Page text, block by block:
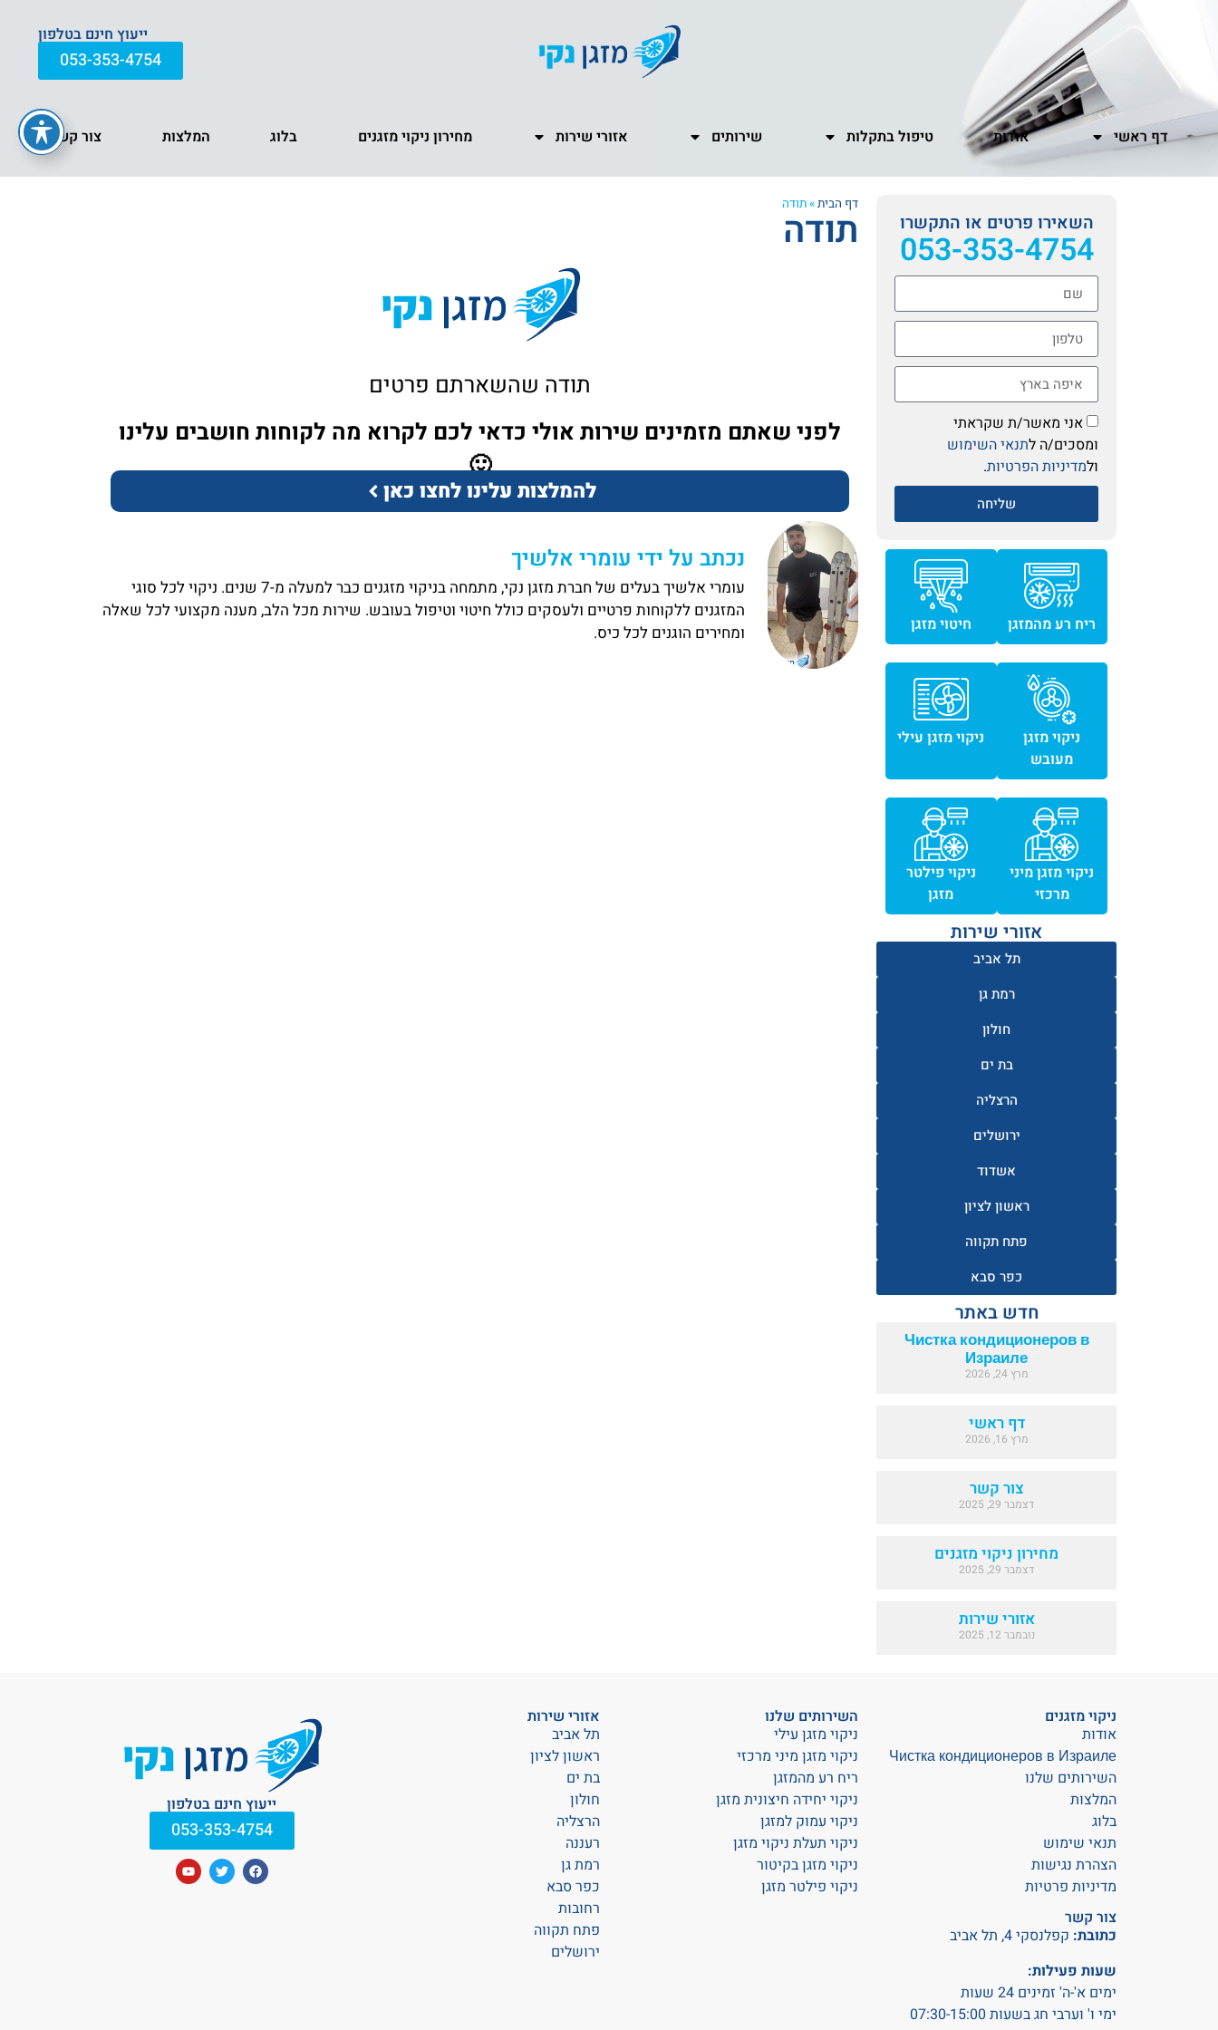
ייעוץ חינם בטלפון
053-353-4754
דף ראשי אודות טיפול בתקלות שירותים אזורי שירות מחירון ניקוי מזגנים בלוג המלצות צור קשר
השאירו פרטים או התקשרו
053-353-4754
אני מאשר/ת שקראתי
ומסכים/ה לתנאי השימוש
ולמדיניות הפרטיות.
שליחה
ריח רע מהמזגן חיטוי מזגן
ניקוי מזגן
מעובש
ניקוי מזגן עילי
ניקוי מזגן מיני
מרכזי
ניקוי פילטר
מזגן
אזורי שירות
תל אביב
רמת גן
חולון
בת ים
הרצליה
ירושלים
אשדוד
ראשון לציון
פתח תקווה
כפר סבא
חדש באתר
Чистка кондиционеров в
Израиле
מרץ 24, 2026
דף ראשי
מרץ 16, 2026
צור קשר
דצמבר 29, 2025
מחירון ניקוי מזגנים
דצמבר 29, 2025
אזורי שירות
נובמבר 12, 2025
דף הבית»תודה
תודה
תודה שהשארתם פרטים
לפני שאתם מזמינים שירות אולי כדאי לכם לקרוא מה לקוחות חושבים עלינו
🙂
להמלצות עלינו לחצו כאן
נכתב על ידי עומרי אלשיך
עומרי אלשיך בעלים של חברת מזגן נקי, מתמחה בניקוי מזגנים כבר למעלה מ-7 שנים. ניקוי לכל סוגי
המזגנים ללקוחות פרטיים ולעסקים כולל חיטוי וטיפול בעובש. שירות מכל הלב, מענה מקצועי לכל שאלה
ומחירים הוגנים לכל כיס.
ניקוי מזגנים
אודות
Чистка кондиционеров в Израиле
השירותים שלנו
המלצות
בלוג
תנאי שימוש
הצהרת נגישות
מדיניות פרטיות
צור קשר
כתובת: קפלנסקי 4, תל אביב
שעות פעילות:
ימים א'-ה' זמינים 24 שעות
ימי ו' וערבי חג בשעות 07:30-15:00
השירותים שלנו
ניקוי מזגן עילי
ניקוי מזגן מיני מרכזי
ריח רע מהמזגן
ניקוי יחידה חיצונית מזגן
ניקוי עמוק למזגן
ניקוי תעלת ניקוי מזגן
ניקוי מזגן בקיטור
ניקוי פילטר מזגן
אזורי שירות
תל אביב
ראשון לציון
בת ים
חולון
הרצליה
רעננה
רמת גן
כפר סבא
רחובות
פתח תקווה
ירושלים
ייעוץ חינם בטלפון
053-353-4754